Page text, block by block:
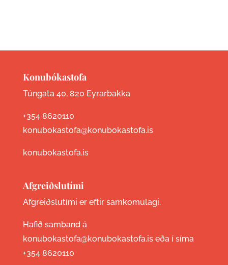
Konubókastofa
Túngata 40, 820 Eyrarbakka
+354 8620110
konubokastofa@konubokastofa.is
konubokastofa.is
Afgreiðslutími
Afgreiðslutími er eftir samkomulagi.
Hafið samband á
konubokastofa@konubokastofa.is eða í síma
+354 8620110